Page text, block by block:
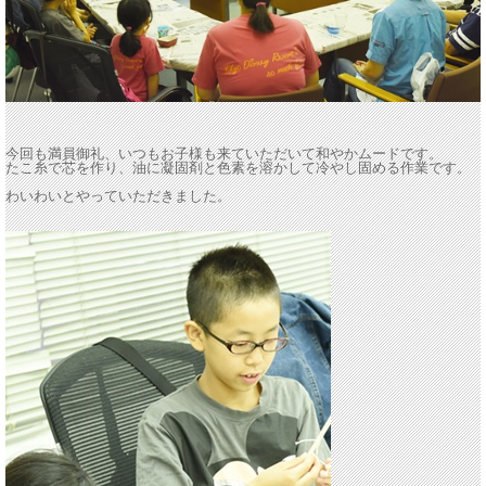
今回も満員御礼、いつもお子様も来ていただいて和やかムードです。
たこ糸で芯を作り、油に凝固剤と色素を溶かして冷やし固める作業です。
わいわいとやっていただきました。